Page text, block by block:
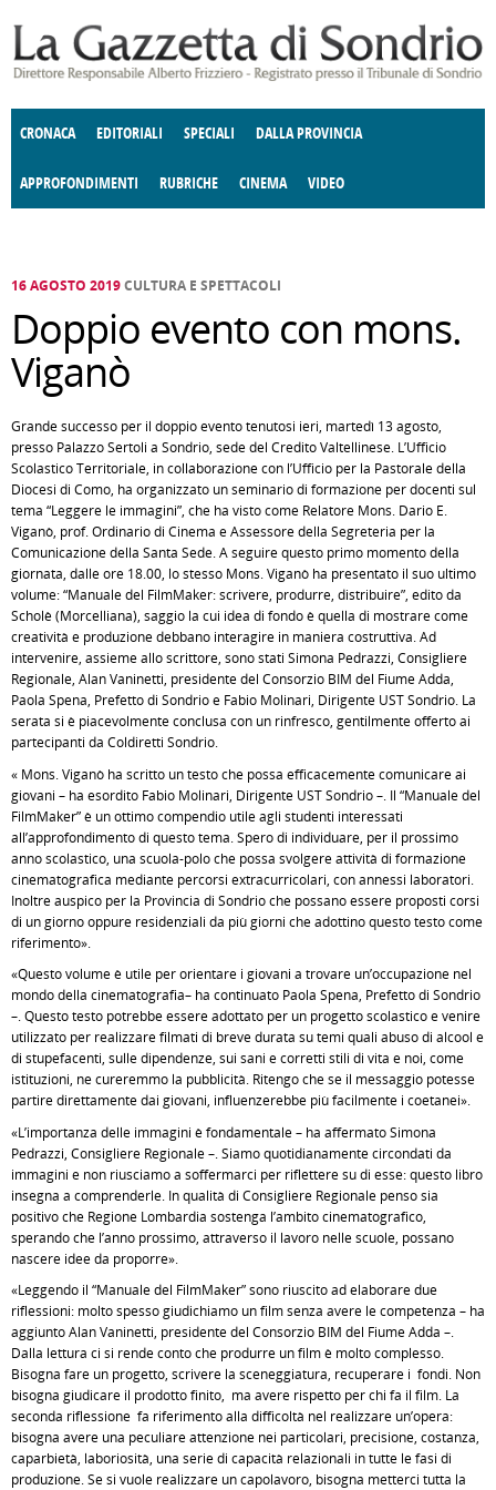
CRONACA EDITORIALI SPECIALI DALLA PROVINCIA
APPROFONDIMENTI
E SPETTACOLI POLITICA
RUBRICHE
DELLE IDEE FATTI DELLO SPIRITO CCCVA
CINEMA VIDEO
16 AGOSTO 2019CULTURA E SPETTACOLI
Doppio evento con mons.
Viganò
Grande successo per il doppio evento tenutosi ieri, martedì 13 agosto,
presso Palazzo Sertoli a Sondrio, sede del Credito Valtellinese. L’Ufficio
Scolastico Territoriale, in collaborazione con l’Ufficio per la Pastorale della
Diocesi di Como, ha organizzato un seminario di formazione per docenti sul
tema “Leggere le immagini”, che ha visto come Relatore Mons. Dario E.
Viganò, prof. Ordinario di Cinema e Assessore della Segreteria per la
Comunicazione della Santa Sede. A seguire questo primo momento della
giornata, dalle ore 18.00, lo stesso Mons. Viganò ha presentato il suo ultimo
volume: “Manuale del FilmMaker: scrivere, produrre, distribuire”, edito da
Scholè (Morcelliana), saggio la cui idea di fondo è quella di mostrare come
creatività e produzione debbano interagire in maniera costruttiva. Ad
intervenire, assieme allo scrittore, sono stati Simona Pedrazzi, Consigliere
Regionale, Alan Vaninetti, presidente del Consorzio BIM del Fiume Adda,
Paola Spena, Prefetto di Sondrio e Fabio Molinari, Dirigente UST Sondrio. La
serata si è piacevolmente conclusa con un rinfresco, gentilmente offerto ai
partecipanti da Coldiretti Sondrio.
« Mons. Viganò ha scritto un testo che possa efficacemente comunicare ai
giovani – ha esordito Fabio Molinari, Dirigente UST Sondrio –. Il “Manuale del
FilmMaker” è un ottimo compendio utile agli studenti interessati
all’approfondimento di questo tema. Spero di individuare, per il prossimo
anno scolastico, una scuola-polo che possa svolgere attività di formazione
cinematografica mediante percorsi extracurricolari, con annessi laboratori.
Inoltre auspico per la Provincia di Sondrio che possano essere proposti corsi
di un giorno oppure residenziali da più giorni che adottino questo testo come
riferimento».
«Questo volume è utile per orientare i giovani a trovare un’occupazione nel
mondo della cinematografia– ha continuato Paola Spena, Prefetto di Sondrio
–. Questo testo potrebbe essere adottato per un progetto scolastico e venire
utilizzato per realizzare filmati di breve durata su temi quali abuso di alcool e
di stupefacenti, sulle dipendenze, sui sani e corretti stili di vita e noi, come
istituzioni, ne cureremmo la pubblicità. Ritengo che se il messaggio potesse
partire direttamente dai giovani, influenzerebbe più facilmente i coetanei».
«L’importanza delle immagini è fondamentale – ha affermato Simona
Pedrazzi, Consigliere Regionale –. Siamo quotidianamente circondati da
immagini e non riusciamo a soffermarci per riflettere su di esse: questo libro
insegna a comprenderle. In qualità di Consigliere Regionale penso sia
positivo che Regione Lombardia sostenga l’ambito cinematografico,
sperando che l’anno prossimo, attraverso il lavoro nelle scuole, possano
nascere idee da proporre».
«Leggendo il “Manuale del FilmMaker” sono riuscito ad elaborare due
riflessioni: molto spesso giudichiamo un film senza avere le competenza – ha
aggiunto Alan Vaninetti, presidente del Consorzio BIM del Fiume Adda –.
Dalla lettura ci si rende conto che produrre un film è molto complesso.
Bisogna fare un progetto, scrivere la sceneggiatura, recuperare i fondi. Non
bisogna giudicare il prodotto finito, ma avere rispetto per chi fa il film. La
seconda riflessione fa riferimento alla difficoltà nel realizzare un’opera:
bisogna avere una peculiare attenzione nei particolari, precisione, costanza,
caparbietà, laboriosità, una serie di capacità relazionali in tutte le fasi di
produzione. Se si vuole realizzare un capolavoro, bisogna metterci tutta la